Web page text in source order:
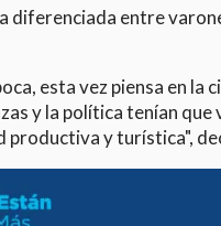
entre
esta vez piensa en la
y la política tenían que
productiva y turística",